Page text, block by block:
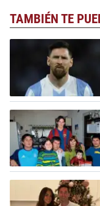
TAMBIÉN TE